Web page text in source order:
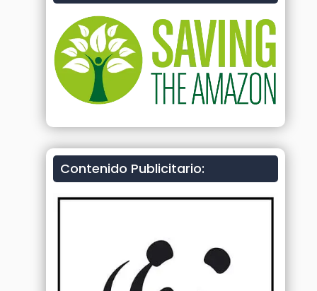
Contenido Publicitario: